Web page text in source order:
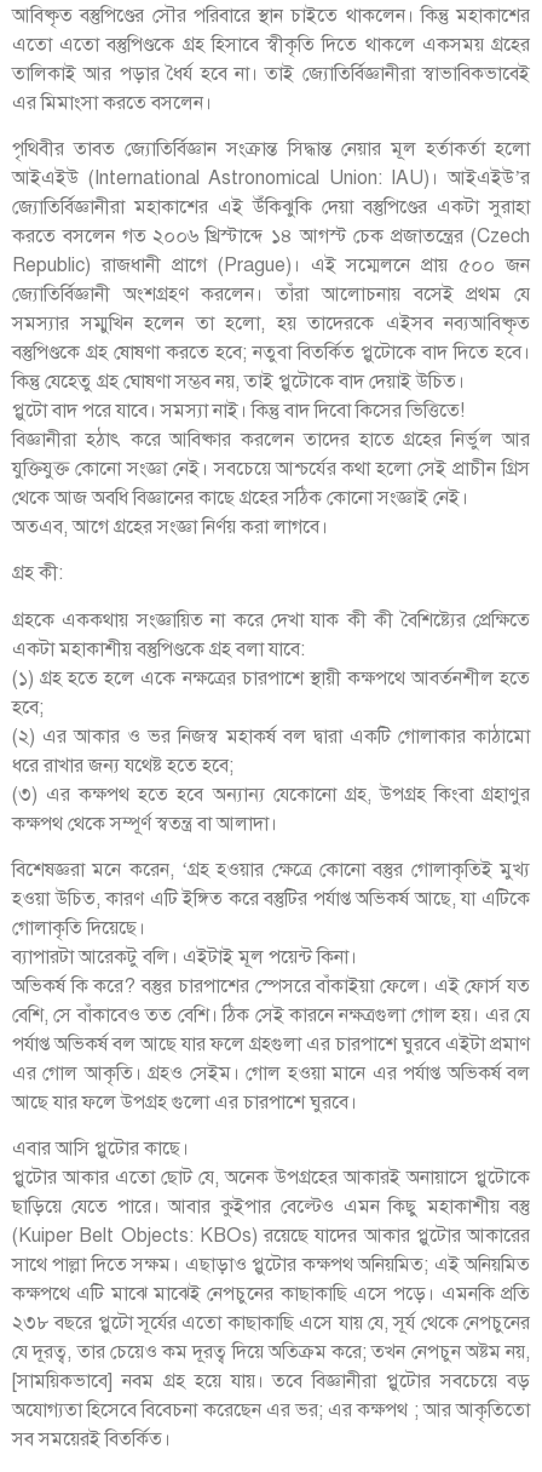
আবিষ্কৃত বস্তুপিণ্ডের সৌর পরিবারে স্থান চাইতে থাকলেন। কিন্তু মহাকাশের
এতো এতো বস্তুপিণ্ডকে গ্রহ হিসাবে স্বীকৃতি দিতে থাকলে একসময় গ্রহের
তালিকাই আর পড়ার ধৈর্য হবে না। তাই জ্যোতির্বিজ্ঞানীরা স্বাভাবিকভাবেই
এর মিমাংসা করতে বসলেন।
পৃথিবীর তাবত জ্যোতির্বিজ্ঞান সংক্রান্ত সিদ্ধান্ত নেয়ার মূল হর্তাকর্তা হলো
আইএইউ (International Astronomical Union: IAU)। আইএইউ’র
জ্যোতির্বিজ্ঞানীরা মহাকাশের এই উঁকিঝুকি দেয়া বস্তুপিণ্ডের একটা সুরাহা
করতে বসলেন গত ২০০৬ খ্রিস্টাব্দে ১৪ আগস্ট চেক প্রজাতন্ত্রের (Czech
Republic) রাজধানী প্রাগে (Prague)। এই সম্মেলনে প্রায় ৫০০ জন
জ্যোতির্বিজ্ঞানী অংশগ্রহণ করলেন। তাঁরা আলোচনায় বসেই প্রথম যে
সমস্যার সম্মুখিন হলেন তা হলো, হয় তাদেরকে এইসব নব্যআবিষ্কৃত
বস্তুপিণ্ডকে গ্রহ ষোষণা করতে হবে; নতুবা বিতর্কিত প্লুটোকে বাদ দিতে হবে।
কিন্তু যেহেতু গ্রহ ঘোষণা সম্ভব নয়, তাই প্লুটোকে বাদ দেয়াই উচিত।
প্লুটো বাদ পরে যাবে। সমস্যা নাই। কিন্তু বাদ দিবো কিসের ভিত্তিতে!
বিজ্ঞানীরা হঠাৎ করে আবিষ্কার করলেন তাদের হাতে গ্রহের নির্ভুল আর
যুক্তিযুক্ত কোনো সংজ্ঞা নেই। সবচেয়ে আশ্চর্যের কথা হলো সেই প্রাচীন গ্রিস
থেকে আজ অবধি বিজ্ঞানের কাছে গ্রহের সঠিক কোনো সংজ্ঞাই নেই।
অতএব, আগে গ্রহের সংজ্ঞা নির্ণয় করা লাগবে।
গ্রহ কী:
গ্রহকে এককথায় সংজ্ঞায়িত না করে দেখা যাক কী কী বৈশিষ্ট্যের প্রেক্ষিতে
একটা মহাকাশীয় বস্তুপিণ্ডকে গ্রহ বলা যাবে:
(১) গ্রহ হতে হলে একে নক্ষত্রের চারপাশে স্থায়ী কক্ষপথে আবর্তনশীল হতে
হবে;
(২) এর আকার ও ভর নিজস্ব মহাকর্ষ বল দ্বারা একটি গোলাকার কাঠামো
ধরে রাখার জন্য যথেষ্ট হতে হবে;
(৩) এর কক্ষপথ হতে হবে অন্যান্য যেকোনো গ্রহ, উপগ্রহ কিংবা গ্রহাণুর
কক্ষপথ থেকে সম্পূর্ণ স্বতন্ত্র বা আলাদা।
বিশেষজ্ঞরা মনে করেন, ‘গ্রহ হওয়ার ক্ষেত্রে কোনো বস্তুর গোলাকৃতিই মুখ্য
হওয়া উচিত, কারণ এটি ইঙ্গিত করে বস্তুটির পর্যাপ্ত অভিকর্ষ আছে, যা এটিকে
গোলাকৃতি দিয়েছে।
ব্যাপারটা আরেকটু বলি। এইটাই মূল পয়েন্ট কিনা।
অভিকর্ষ কি করে? বস্তুর চারপাশের স্পেসরে বাঁকাইয়া ফেলে। এই ফোর্স যত
বেশি, সে বাঁকাবেও তত বেশি। ঠিক সেই কারনে নক্ষত্রগুলা গোল হয়। এর যে
পর্যাপ্ত অভিকর্ষ বল আছে যার ফলে গ্রহগুলা এর চারপাশে ঘুরবে এইটা প্রমাণ
এর গোল আকৃতি। গ্রহও সেইম। গোল হওয়া মানে এর পর্যাপ্ত অভিকর্ষ বল
আছে যার ফলে উপগ্রহ গুলো এর চারপাশে ঘুরবে।
এবার আসি প্লুটোর কাছে।
প্লুটোর আকার এতো ছোট যে, অনেক উপগ্রহের আকারই অনায়াসে প্লুটোকে
ছাড়িয়ে যেতে পারে। আবার কুইপার বেল্টেও এমন কিছু মহাকাশীয় বস্তু
(Kuiper Belt Objects: KBOs) রয়েছে যাদের আকার প্লুটোর আকারের
সাথে পাল্লা দিতে সক্ষম। এছাড়াও প্লুটোর কক্ষপথ অনিয়মিত; এই অনিয়মিত
কক্ষপথে এটি মাঝে মাঝেই নেপচুনের কাছাকাছি এসে পড়ে। এমনকি প্রতি
২৩৮ বছরে প্লুটো সূর্যের এতো কাছাকাছি এসে যায় যে, সূর্য থেকে নেপচুনের
যে দূরত্ব, তার চেয়েও কম দূরত্ব দিয়ে অতিক্রম করে; তখন নেপচুন অষ্টম নয়,
[সাময়িকভাবে] নবম গ্রহ হয়ে যায়। তবে বিজ্ঞানীরা প্লুটোর সবচেয়ে বড়
অযোগ্যতা হিসেবে বিবেচনা করেছেন এর ভর; এর কক্ষপথ ; আর আকৃতিতো
সব সময়েরই বিতর্কিত।